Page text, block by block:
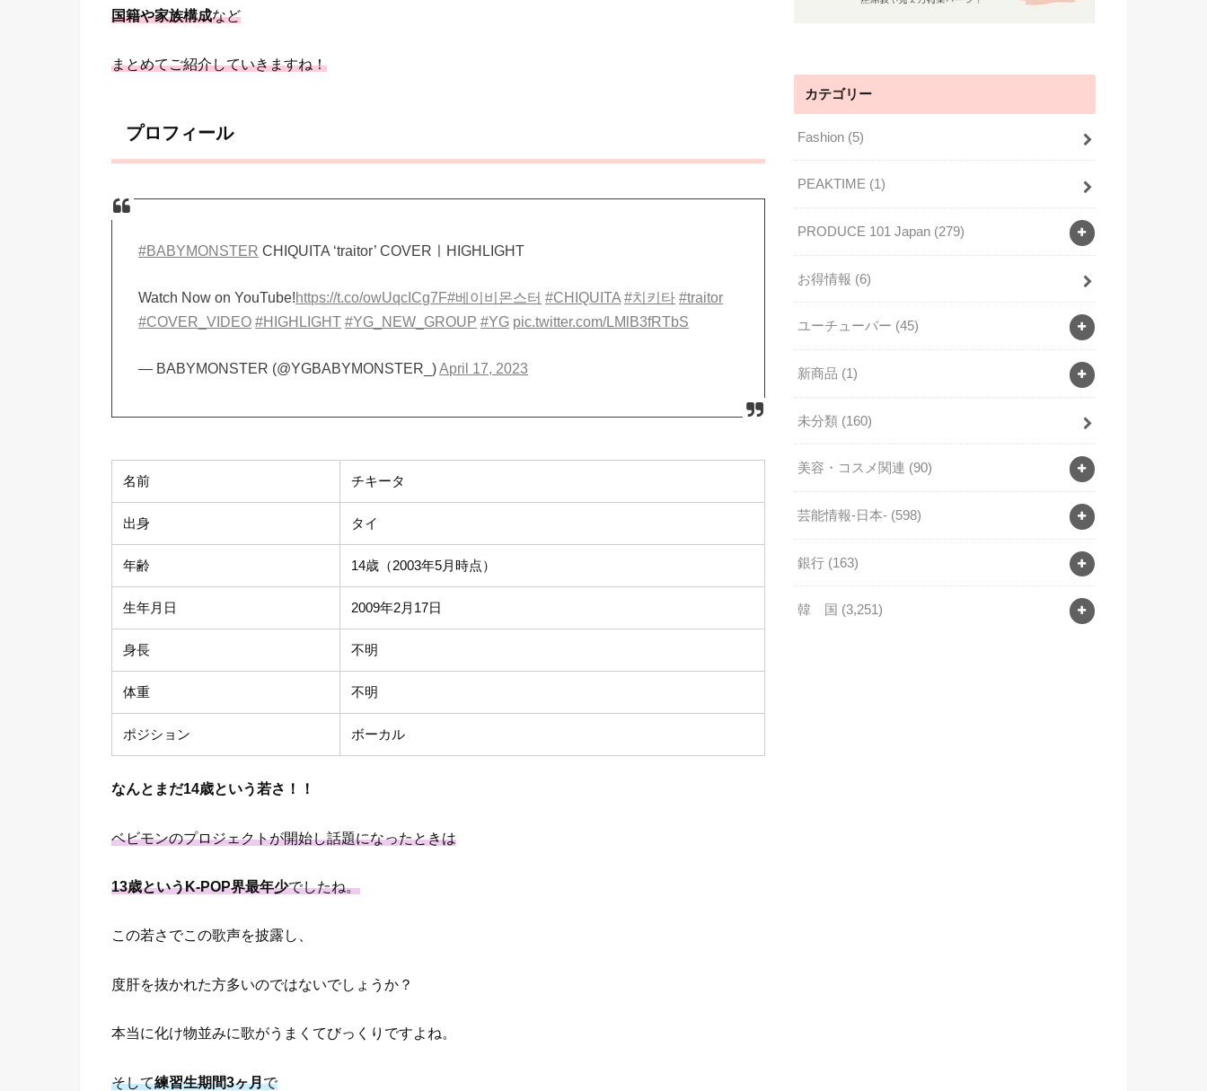
国籍や家族構成など
まとめてご紹介していきますね！
プロフィール
#BABYMONSTER CHIQUITA ‘traitor’ COVERㅣHIGHLIGHT
Watch Now on YouTube!https://t.co/owUqcICg7F#베이비몬스터 #CHIQUITA #치키타 #traitor
#COVER_VIDEO #HIGHLIGHT #YG_NEW_GROUP #YG pic.twitter.com/LMlB3fRTbS
— BABYMONSTER (@YGBABYMONSTER_)April 17, 2023
名前 チキータ
出身 タイ
年齢 14歳（2003年5月時点）
生年月日 2009年2月17日
身長 不明
体重 不明
ポジション ボーカル
なんとまだ14歳という若さ！！
ベビモンのプロジェクトが開始し話題になったときは
13歳というK-POP界最年少でしたね。
この若さでこの歌声を披露し、
度肝を抜かれた方多いのではないでしょうか？
本当に化け物並みに歌がうまくてびっくりですよね。
そして練習生期間3ヶ月で
カテゴリー
Fashion (5)
PEAKTIME (1)
PRODUCE 101 Japan (279)
お得情報 (6)
ユーチューバー (45)
新商品 (1)
未分類 (160)
美容・コスメ関連 (90)
芸能情報-日本- (598)
銀行 (163)
韓 国 (3,251)